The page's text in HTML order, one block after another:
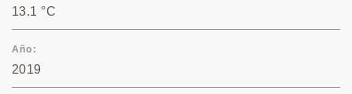
13.1 °C
Año
2019